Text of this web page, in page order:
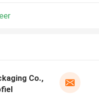
Co.,